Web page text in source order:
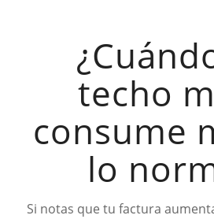
techo
consume
lo
Si notas que tu factura